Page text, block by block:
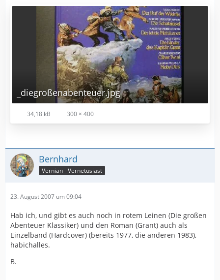
_diegroßenabenteuer.jpg
34,18 kB 300 × 400
Bernhard
Vernian - Vernetusiast
23. August 2007 um 09:04
Hab ich, und gibt es auch noch in rotem Leinen (Die großen
Abenteuer Klassiker) und den Roman (Grant) auch als
Einzelband (Hardcover) (bereits 1977, die anderen 1983),
habichalles.
B.